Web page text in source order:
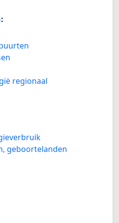
regionaal
geboortelanden